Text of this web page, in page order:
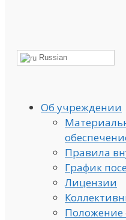
Russian
Об учреждении
Правила
График
Лицензии
Положение